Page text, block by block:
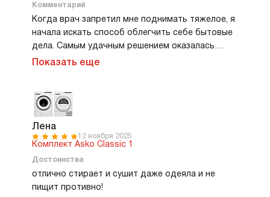
Комментарий
Когда врач запретил мне поднимать тяжелое, я
начала искать способ облегчить себе бытовые
дела. Самым удачным решением оказалась
выдвижная полка для белья Asko. Монтаж был
компактно складывается, почти не заметна,
пока не нужна, и это меня прямо покорило. Но
главное — выгружать белье стало невероятно
удобно. Теперь мне не приходится держать
выдвигаю полку и раскладываю все прямо на
ней. Это мелочь, которая значительно
облегчила мою жизнь.
Показать еще
Лена
12 ноября 2025
Комплект Asko Classic 1
Достоинства
отлично стирает и сушит даже одеяла и не
пищит противно!